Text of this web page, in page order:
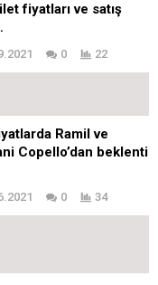
fiyatları ve satış
0 22
Ramil ve
Copello’dan beklenti
0 34